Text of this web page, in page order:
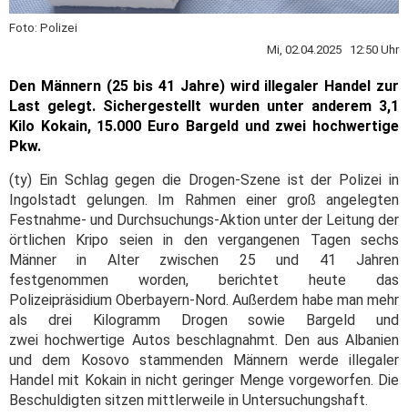
Foto: Polizei
Mi, 02.04.2025 12:50 Uhr
Den Männern (25 bis 41 Jahre) wird illegaler Handel zur
Last gelegt. Sichergestellt wurden unter anderem 3,1
Kilo Kokain, 15.000 Euro Bargeld und zwei hochwertige
Pkw.
(ty) Ein Schlag gegen die Drogen-Szene ist der Polizei in
Ingolstadt gelungen. Im Rahmen einer groß angelegten
Festnahme- und Durchsuchungs-Aktion unter der Leitung der
örtlichen Kripo seien in den vergangenen Tagen sechs
Männer in Alter zwischen 25 und 41 Jahren
festgenommen worden, berichtet heute das
Polizeipräsidium Oberbayern-Nord. Außerdem habe man mehr
als drei Kilogramm Drogen sowie Bargeld und
zwei hochwertige Autos beschlagnahmt. Den aus Albanien
und dem Kosovo stammenden Männern werde illegaler
Handel mit Kokain in nicht geringer Menge vorgeworfen. Die
Beschuldigten sitzen mittlerweile in Untersuchungshaft.